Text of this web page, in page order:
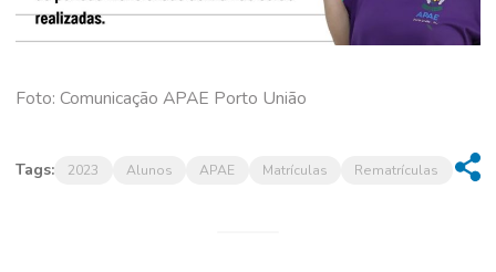
Foto: Comunicação APAE Porto União
Tags: 2023 Alunos APAE Matrículas Rematrículas